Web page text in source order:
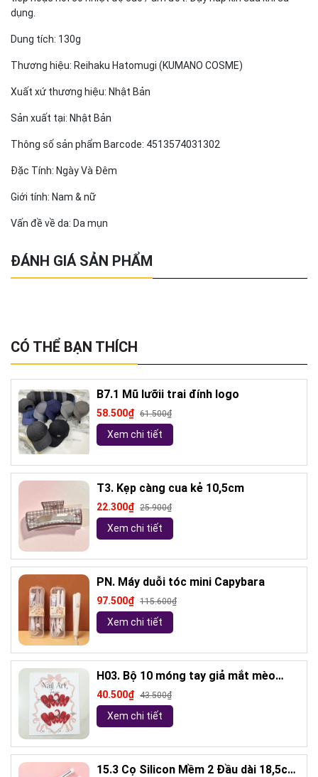
dụng.
Dung tích: 130g
Thương hiệu: Reihaku Hatomugi (KUMANO COSME)
Xuất xứ thương hiệu: Nhật Bản
Sản xuất tại: Nhật Bản
Thông số sản phẩm Barcode: 4513574031302
Đặc Tính: Ngày Và Đêm
Giới tính: Nam & nữ
Vấn đề về da: Da mụn
ĐÁNH GIÁ SẢN PHẨM
CÓ THỂ BẠN THÍCH
B7.1 Mũ lưỡii trai đính logo
58.500₫ 61.500₫
Xem chi tiết
T3. Kẹp càng cua kẻ 10,5cm
22.300₫ 25.900₫
Xem chi tiết
PN. Máy duỗi tóc mini Capybara
97.500₫ 115.600₫
Xem chi tiết
H03. Bộ 10 móng tay giả mắt mèo
kèm keo và giũa móng (ngẫu nhiên)
40.500₫ 43.500₫
Xem chi tiết
15.3 Cọ Silicon Mềm 2 Đầu dài 18,5cm